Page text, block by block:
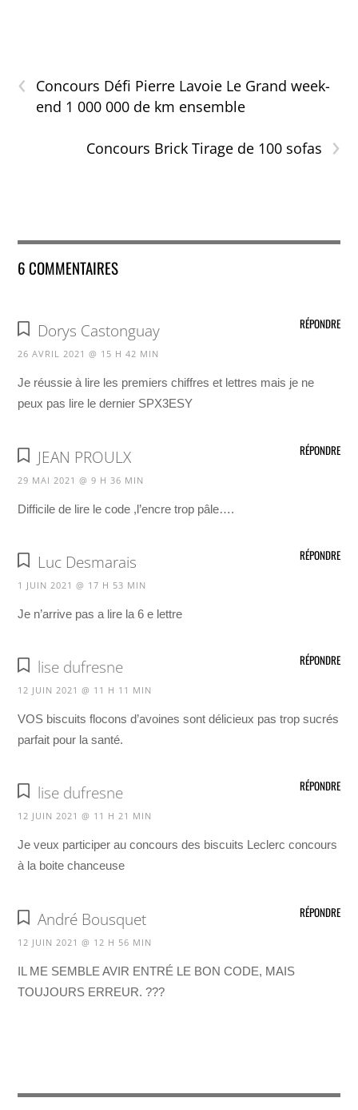
‹
Concours Défi Pierre Lavoie Le Grand week-
end 1 000 000 de km ensemble
›
Concours Brick Tirage de 100 sofas
6 COMMENTAIRES
Dorys Castonguay
26 AVRIL 2021 @ 15 H 42 MIN
Je réussie à lire les premiers chiffres et lettres mais je ne
peux pas lire le dernier SPX3ESY
RÉPONDRE
JEAN PROULX
29 MAI 2021 @ 9 H 36 MIN
Difficile de lire le code ,l’encre trop pâle….
RÉPONDRE
Luc Desmarais
1 JUIN 2021 @ 17 H 53 MIN
Je n’arrive pas a lire la 6 e lettre
RÉPONDRE
lise dufresne
12 JUIN 2021 @ 11 H 11 MIN
VOS biscuits flocons d’avoines sont délicieux pas trop sucrés
parfait pour la santé.
RÉPONDRE
lise dufresne
12 JUIN 2021 @ 11 H 21 MIN
Je veux participer au concours des biscuits Leclerc concours
à la boite chanceuse
RÉPONDRE
André Bousquet
12 JUIN 2021 @ 12 H 56 MIN
IL ME SEMBLE AVIR ENTRÉ LE BON CODE, MAIS
TOUJOURS ERREUR. ???
RÉPONDRE